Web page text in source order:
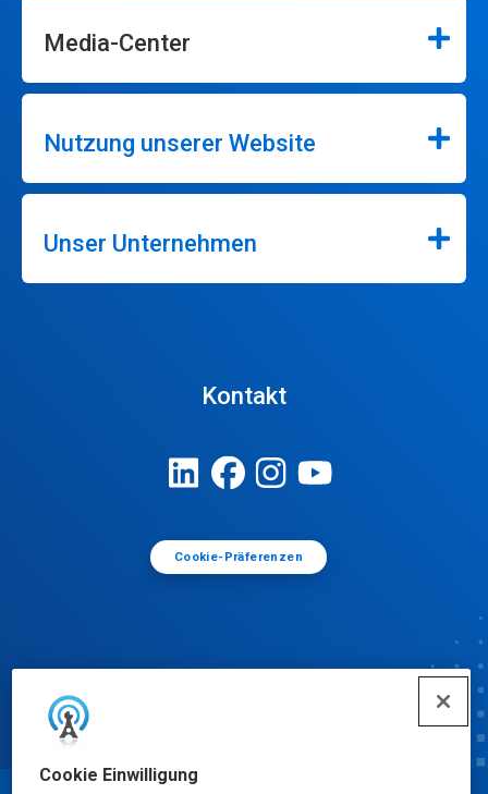
Cookie Einwilligung
Media-Center
Nutzung unserer Website
Unser Unternehmen
Kontakt
Cookie-Präferenzen